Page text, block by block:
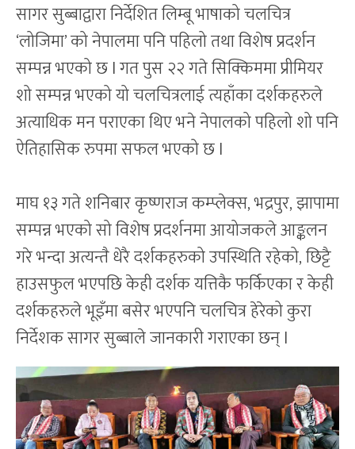
सागर सुब्बाद्वारा निर्देशित लिम्बू भाषाको चलचित्र
‘लोजिमा’ को नेपालमा पनि पहिलो तथा विशेष प्रदर्शन
सम्पन्न भएको छ l गत पुस २२ गते सिक्किममा प्रीमियर
शो सम्पन्न भएको यो चलचित्रलाई त्यहाँका दर्शकहरुले
अत्याधिक मन पराएका थिए भने नेपालको पहिलो शो पनि
ऐतिहासिक रुपमा सफल भएको छ l
माघ १३ गते शनिबार कृष्णराज कम्प्लेक्स, भद्रपुर, झापामा
सम्पन्न भएको सो विशेष प्रदर्शनमा आयोजकले आङ्कलन
गरे भन्दा अत्यन्तै धेरै दर्शकहरुको उपस्थिति रहेको, छिट्टै
हाउसफुल भएपछि केही दर्शक यत्तिकै फर्किएका र केही
दर्शकहरुले भूइँमा बसेर भएपनि चलचित्र हेरेको कुरा
निर्देशक सागर सुब्बाले जानकारी गराएका छन् l